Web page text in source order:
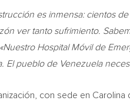
es inmensa: cientos
ver tanto sufrimiento.
«Nuestro Hospital Móvil de
El pueblo de Venezuela
con sede en